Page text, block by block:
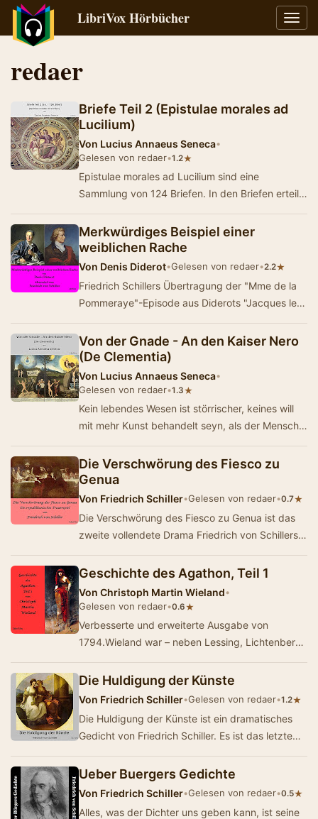
LibriVox Hörbücher
redaer
Briefe Teil 2 (Epistulae morales ad
Lucilium)
Von Lucius Annaeus Seneca•
Gelesen von redaer•1.2★
Epistulae morales ad Lucilium sind eine
Sammlung von 124 Briefen. In den Briefen erteilt
lange…
Merkwürdiges Beispiel einer
weiblichen Rache
Von Denis Diderot•Gelesen von redaer•2.2★
Friedrich Schillers Übertragung der "Mme de la
Pommeraye"-Episode aus Diderots "Jacques le
Von der Gnade - An den Kaiser Nero
(De Clementia)
Von Lucius Annaeus Seneca•
Gelesen von redaer•1.3★
Kein lebendes Wesen ist störrischer, keines will
mit mehr Kunst behandelt seyn, als der Mensch;
Die Verschwörung des Fiesco zu
Genua
Von Friedrich Schiller•Gelesen von redaer•0.7★
Die Verschwörung des Fiesco zu Genua ist das
zweite vollendete Drama Friedrich von Schillers.
Geschichte des Agathon, Teil 1
Von Christoph Martin Wieland•
Gelesen von redaer•0.6★
Verbesserte und erweiterte Ausgabe von
1794.Wieland war – neben Lessing, Lichtenberg
reflexionsmächtigs…
Die Huldigung der Künste
Von Friedrich Schiller•Gelesen von redaer•1.2★
Die Huldigung der Künste ist ein dramatisches
Gedicht von Friedrich Schiller. Es ist das letzte
Ueber Buergers Gedichte
Von Friedrich Schiller•Gelesen von redaer•0.5★
Alles, was der Dichter uns geben kann, ist seine